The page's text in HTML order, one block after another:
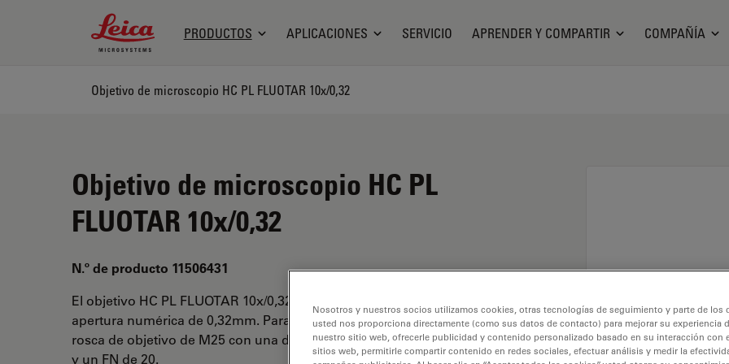
Leica Microsystems Logo
PRODUCTOS APLICACIONES SERVICIO APRENDER Y COMPARTIR COMPAÑÍA
Objetivo de microscopio HC PL FLUOTAR 10x/0,32
Objetivo de microscopio HC PL
FLUOTAR 10x/0,32
N.º de producto 11506431
El objetivo HC PL FLUOTAR 10x/0,32 tiene un aumento de 10X y una
apertura numérica de 0,32mm. Para uso en medio seco y con una
rosca de objetivo de M25 con una distancia de trabajo libre de 0,3 mm
y un FN de 20.
Nosotros y nuestros socios utilizamos cookies, otras tecnologías de seguimiento y parte de los
usted nos proporciona directamente (como sus datos de contacto) para mejorar su experiencia
nuestro sitio web, ofrecerle publicidad y contenido personalizado basado en su interacción con
sitios web, permitirle compartir contenido en redes sociales, efectuar análisis y medir la